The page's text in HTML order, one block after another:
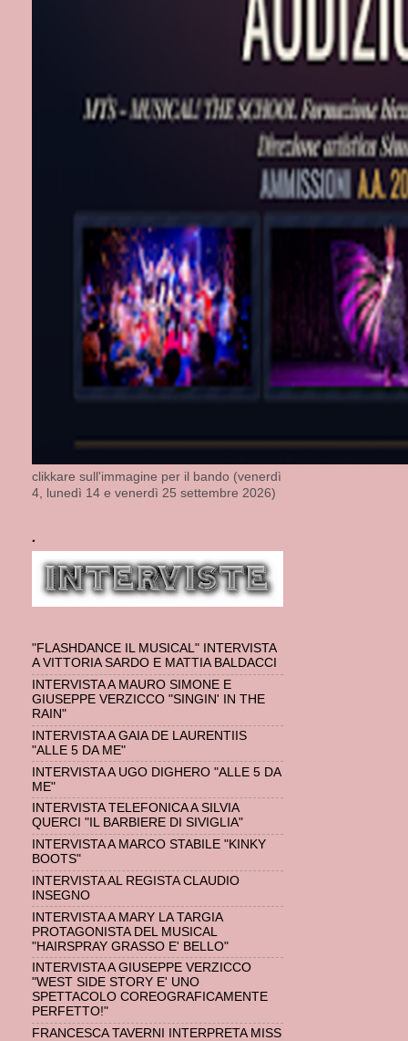
clikkare sull'immagine per il bando (venerdì
4, lunedì 14 e venerdì 25 settembre 2026)
.
"FLASHDANCE IL MUSICAL" INTERVISTA
A VITTORIA SARDO E MATTIA BALDACCI
INTERVISTA A MAURO SIMONE E
GIUSEPPE VERZICCO "SINGIN' IN THE
RAIN"
INTERVISTA A GAIA DE LAURENTIIS
"ALLE 5 DA ME"
INTERVISTA A UGO DIGHERO "ALLE 5 DA
ME"
INTERVISTA TELEFONICA A SILVIA
QUERCI "IL BARBIERE DI SIVIGLIA"
INTERVISTA A MARCO STABILE "KINKY
BOOTS"
INTERVISTA AL REGISTA CLAUDIO
INSEGNO
INTERVISTA A MARY LA TARGIA
PROTAGONISTA DEL MUSICAL
"HAIRSPRAY GRASSO E' BELLO"
INTERVISTA A GIUSEPPE VERZICCO
"WEST SIDE STORY E' UNO
SPETTACOLO COREOGRAFICAMENTE
PERFETTO!"
FRANCESCA TAVERNI INTERPRETA MISS